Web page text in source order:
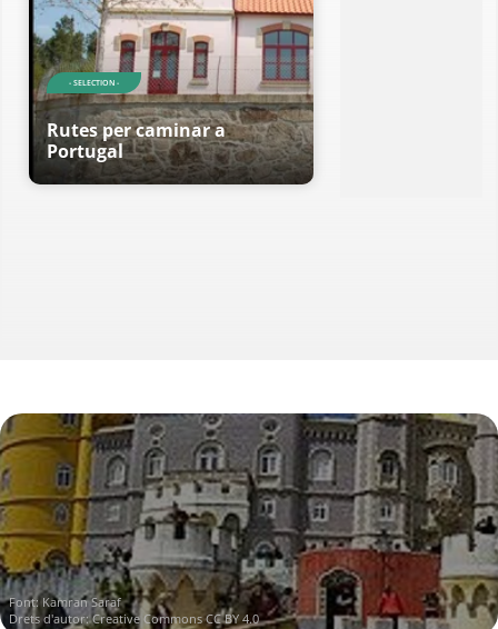
- SELECTION -
Rutes per caminar a
Portugal
Font: Kamran Saraf
Drets d'autor:Creative Commons CC BY 4.0